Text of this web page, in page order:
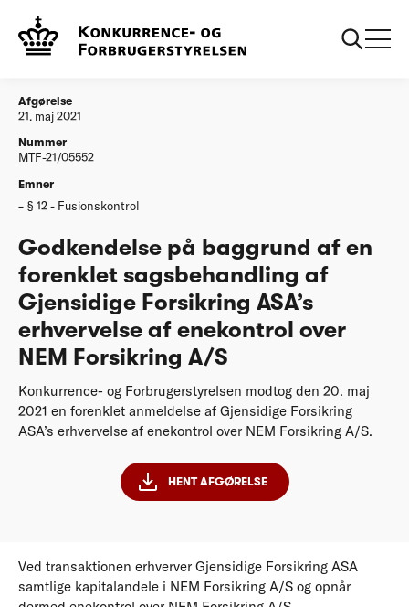
Afgørelser
Forsikring ASAs erhvervelse af enekontrol over
NEM Forsikring AS
Afgørelse
21. maj 2021
Nummer
MTF-21/05552
Emner
§ 12 - Fusionskontrol
Godkendelse på baggrund af en
forenklet sagsbehandling af
Gjensidige Forsikring ASA’s
erhvervelse af enekontrol over
NEM Forsikring A/S
Konkurrence- og Forbrugerstyrelsen modtog den 20. maj
2021 en forenklet anmeldelse af Gjensidige Forsikring
ASA’s erhvervelse af enekontrol over NEM Forsikring A/S.
HENT AFGØRELSE
Ved transaktionen erhverver Gjensidige Forsikring ASA
samtlige kapitalandele i NEM Forsikring A/S og opnår